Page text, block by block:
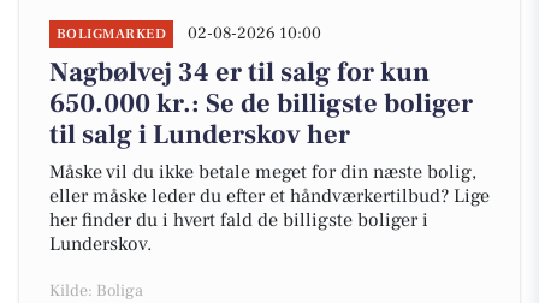
BOLIGMARKED 02-08-2026 10:00
Nagbølvej 34 er til salg for kun
650.000 kr.: Se de billigste boliger
til salg i Lunderskov her
Måske vil du ikke betale meget for din næste bolig,
eller måske leder du efter et håndværkertilbud? Lige
her finder du i hvert fald de billigste boliger i
Lunderskov.
Kilde: Boliga